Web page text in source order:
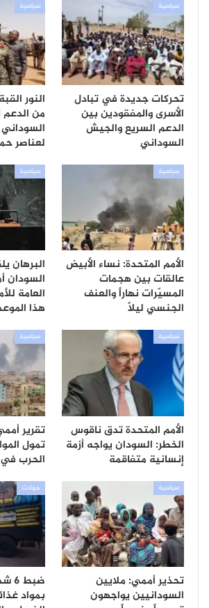
سياسية
تحركات جديدة في تبادل
الأسرى والمفقودين بين
الدعم السريع والجيش
السوداني
سياسية
النور
من
لعناصر
سياسية
الأمم المتحدة: نساء الأبيض
عالقات بين هجمات
المسيّرات نهاراً والعنف
الجنسي ليلاً
سياسية
البرهان
السودان
العامة
هذا
سياسية
الأمم المتحدة تدق ناقوس
الخطر: السودان يواجه أزمة
إنسانية متفاقمة
سياسية
تقرير
تمول
الحرب
سياسية
تحذير أممي: ملايين
السودانيين يواجهون
حوادث
بمواد